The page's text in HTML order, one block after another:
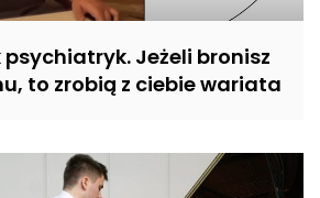
Jeżeli bronisz
to zrobią z ciebie wariata